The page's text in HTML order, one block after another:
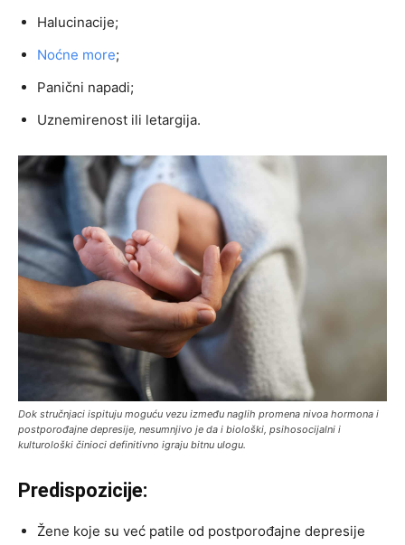
Halucinacije;
Noćne more;
Panični napadi;
Uznemirenost ili letargija.
Dok stručnjaci ispituju moguću vezu između naglih promena nivoa hormona i
postporođajne depresije, nesumnjivo je da i biološki, psihosocijalni i
kulturološki činioci definitivno igraju bitnu ulogu.
Predispozicije:
Žene koje su već patile od postporođajne depresije